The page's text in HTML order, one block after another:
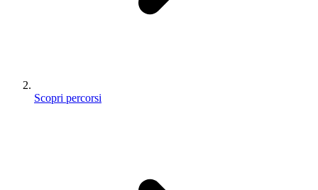
Scopri percorsi